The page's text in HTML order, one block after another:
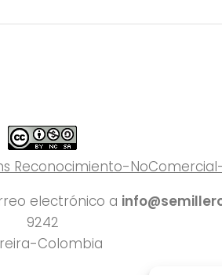
Reconocimiento-
electrónico a
9242
Colombia